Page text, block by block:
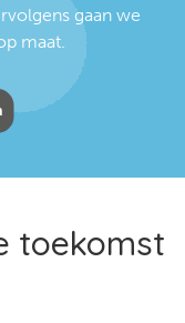
gaan we
maat.
toekomst